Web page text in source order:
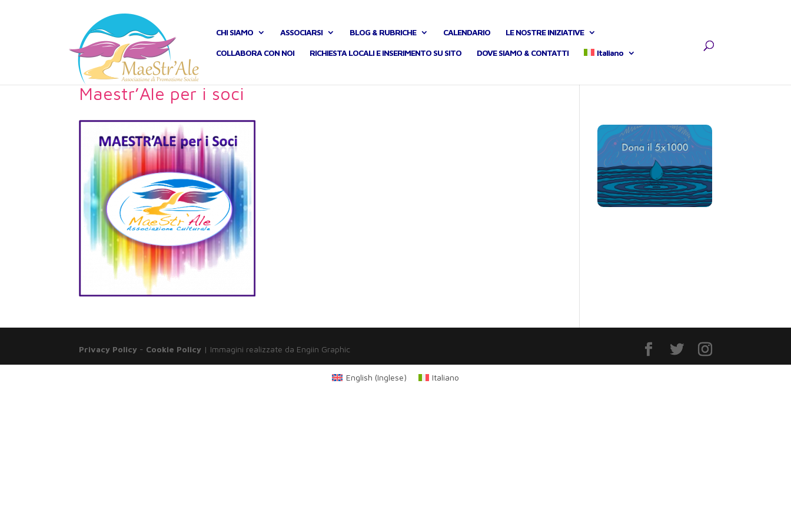
CHI SIAMO ASSOCIARSI BLOG & RUBRICHE CALENDARIO LE NOSTRE INIZIATIVE
COLLABORA CON NOI RICHIESTA LOCALI E INSERIMENTO SU SITO DOVE SIAMO & CONTATTI Italiano
Maestr’Ale per i soci
Privacy Policy - Cookie Policy | Immagini realizzate da Engiin Graphic
English (Inglese) Italiano